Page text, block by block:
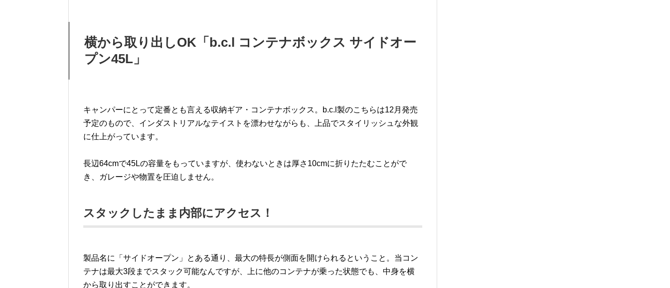
横から取り出しOK「b.c.l コンテナボックス サイドオー
プン45L」
キャンパーにとって定番とも言える収納ギア・コンテナボックス。b.c.l製のこちらは12月発売
予定のもので、インダストリアルなテイストを漂わせながらも、上品でスタイリッシュな外観
に仕上がっています。
長辺64cmで45Lの容量をもっていますが、使わないときは厚さ10cmに折りたたむことがで
き、ガレージや物置を圧迫しません。
スタックしたまま内部にアクセス！
製品名に「サイドオープン」とある通り、最大の特長が側面を開けられるということ。当コン
テナは最大3段までスタック可能なんですが、上に他のコンテナが乗った状態でも、中身を横
から取り出すことができます。